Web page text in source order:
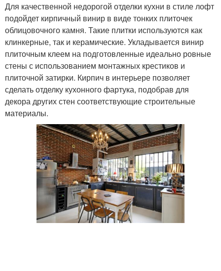
Для качественной недорогой отделки кухни в стиле лофт
подойдет кирпичный винир в виде тонких плиточек
облицовочного камня. Такие плитки используются как
клинкерные, так и керамические. Укладывается винир
плиточным клеем на подготовленные идеально ровные
стены с использованием монтажных крестиков и
плиточной затирки. Кирпич в интерьере позволяет
сделать отделку кухонного фартука, подобрав для
декора других стен соответствующие строительные
материалы.